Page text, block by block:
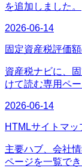
を追加しました。
2026-06-14
固定資産税評価
資産税ナビに、
けて読む専用ペ
2026-06-14
HTMLサイトマ
主要ハブ、会社
ページを一覧で